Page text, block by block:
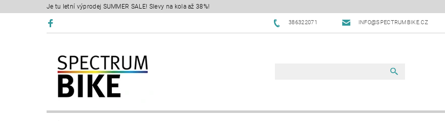
Je tu letní výprodej SUMMER SALE! Slevy na kola až 38%!
386322071 INFO@SPECTRUMBIKE.CZ